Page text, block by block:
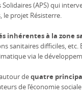
(APS) qui
le projet Résisterre.
inhérentes à la zone
sanitaires difficiles,
via le
dequatre
de l’économie